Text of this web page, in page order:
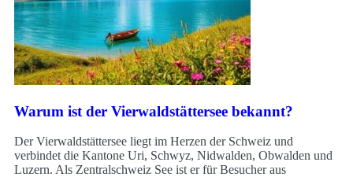
Warum ist der Vierwaldstättersee bekannt?
Der Vierwaldstättersee liegt im Herzen der Schweiz und
verbindet die Kantone Uri, Schwyz, Nidwalden, Obwalden und
Luzern. Als Zentralschweiz See ist er für Besucher aus